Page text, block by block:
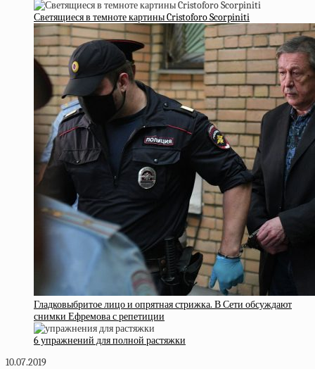
Светящиеся в темноте картины Cristoforo Scorpiniti
Гладковыбритое лицо и опрятная стрижка. В Сети обсуждают
снимки Ефремова с репетиции
6 упражнений для полной растяжки
10.07.2019